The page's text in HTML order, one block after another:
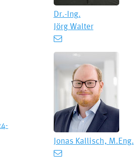
Dr.-Ing.
Jörg Walter
Jonas Kallisch, M.Eng.